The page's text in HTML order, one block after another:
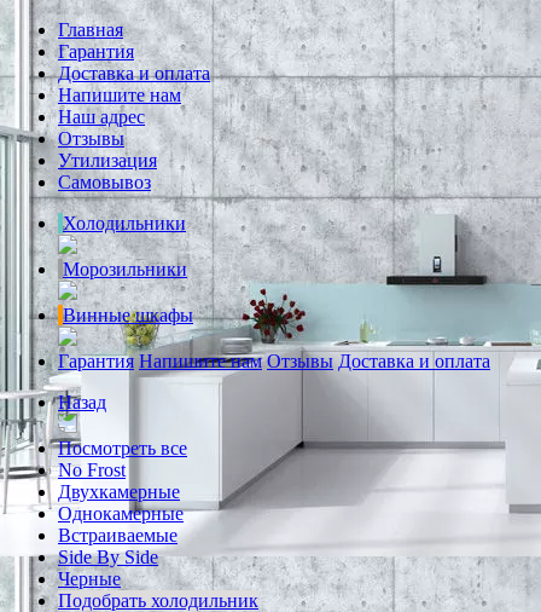
Главная
Гарантия
Доставка и оплата
Напишите нам
Наш адрес
Отзывы
Утилизация
Самовывоз
Холодильники
Морозильники
Винные шкафы
Гарантия Напишите нам Отзывы Доставка и оплата
Назад
Посмотреть все
No Frost
Двухкамерные
Однокамерные
Встраиваемые
Side By Side
Черные
Подобрать холодильник